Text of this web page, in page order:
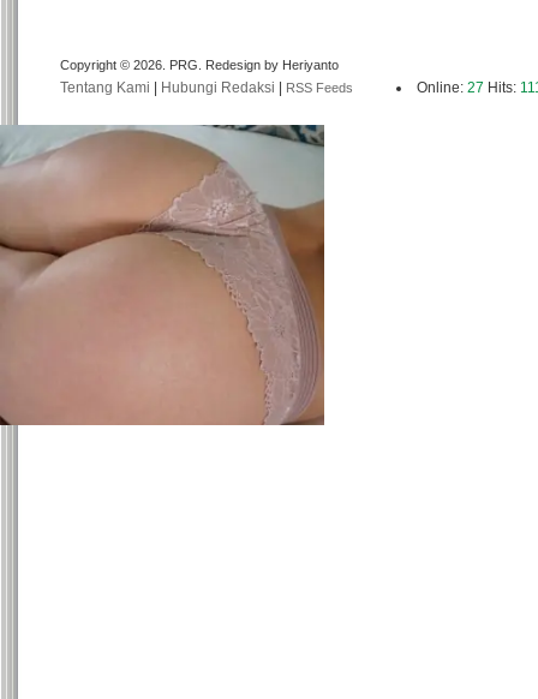
Copyright © 2026. PRG. Redesign by Heriyanto
Tentang Kami | Hubungi Redaksi | RSS Feeds Online: 27 Hits: